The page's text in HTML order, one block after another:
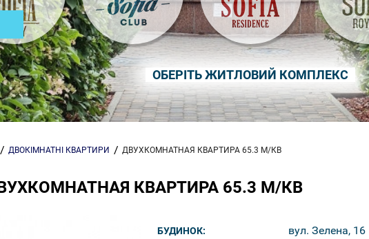
ОБЕРІТЬ ЖИТЛОВИЙ КОМПЛЕКС
ДВОКІМНАТНІ КВАРТИРИ ДВУХКОМНАТНАЯ КВАРТИРА 65.3 М/КВ
КВАРТИРА 65.3 М/КВ
БУДИНОК: вул. Зелена, 16